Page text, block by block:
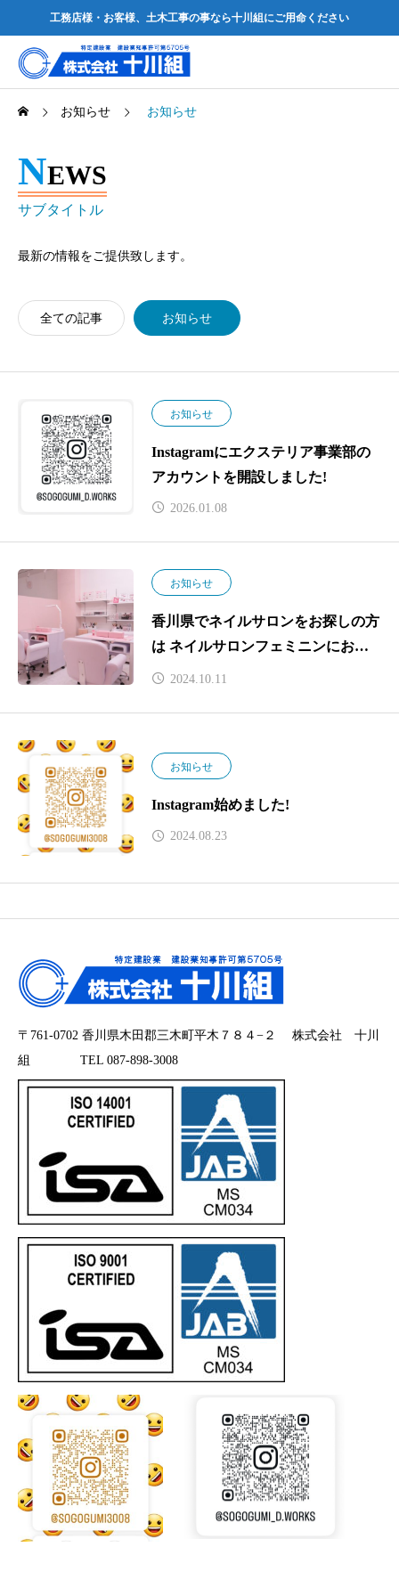
工務店様・お客様、土木工事の事なら十川組にご用命ください
お知らせ お知らせ
NEWS
サブタイトル
最新の情報をご提供致します。
全ての記事 お知らせ
お知らせ
Instagramにエクステリア事業部の
アカウントを開設しました!
2026.01.08
お知らせ
香川県でネイルサロンをお探しの方
は ネイルサロンフェミニンにお越
しくださいませ💗
2024.10.11
お知らせ
Instagram始めました!
2024.08.23
〒761-0702 香川県木田郡三木町平木７８４−２ 株式会社 十川
組 TEL 087-898-3008